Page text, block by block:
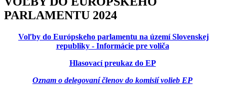
PARLAMENTU 2024
Voľby do Európskeho parlamentu na území Slovenskej
republiky - Informácie pre voliča
Hlasovací preukaz do EP
Oznam o delegovaní členov do komisií volieb EP